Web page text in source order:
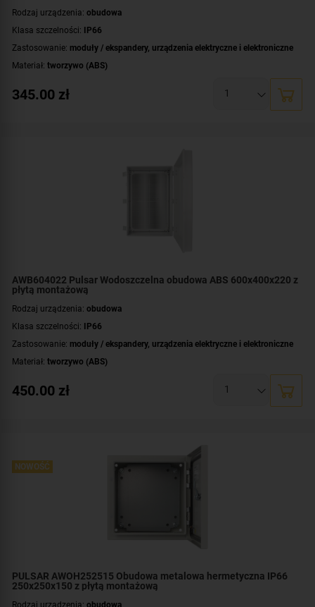
Rodzaj urządzenia: obudowa
Klasa szczelności: IP66
Zastosowanie: moduły / ekspandery, urządzenia elektryczne i elektroniczne
Materiał: tworzywo (ABS)
Płyta montażowa, wymiary:
345.00 zł
AWB604022 Pulsar Wodoszczelna obudowa ABS 600x400x220 z
płytą montażową
Rodzaj urządzenia: obudowa
Klasa szczelności: IP66
Zastosowanie: moduły / ekspandery, urządzenia elektryczne i elektroniczne
Materiał: tworzywo (ABS)
Płyta montażowa, wymiary:
450.00 zł
PULSAR AWOH252515 Obudowa metalowa hermetyczna IP66
250x250x150 z płytą montażową
NOWOŚĆ
Rodzaj urządzenia: obudowa